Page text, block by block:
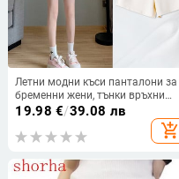
Летни модни къси панталони за
бременни жени, тънки връхни
дрехи, памучни панталони по
корема с джобове, едноцветни
широки панталони за бременни
19.98 €/39.08 лв
add_shopping_cart